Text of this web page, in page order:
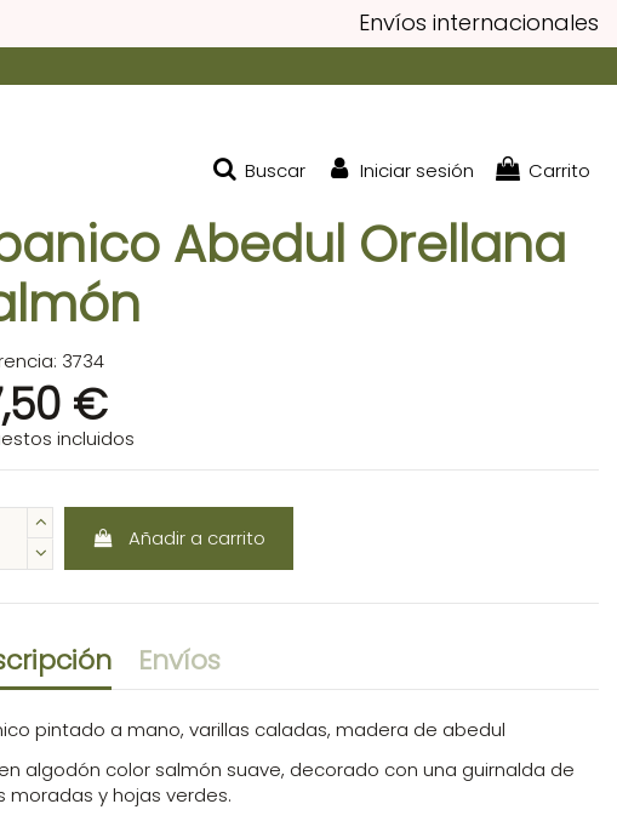
Envíos internacionales
Buscar Iniciar sesión Carrito
Abedul Orellana
3734
€
incluidos
Añadir a carrito
Envíos
pintado a mano, varillas caladas, madera de abedul
algodón color salmón suave, decorado con una guirnalda de
moradas y hojas verdes.